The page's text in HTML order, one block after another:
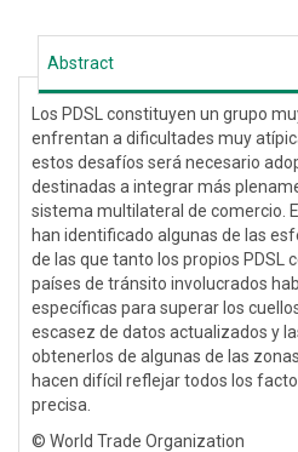
Abstract
Los PDSL constituyen un grupo
enfrentan a dificultades muy
estos desafíos será necesario
destinadas a integrar más
sistema multilateral de comercio.
han identificado algunas de las
de las que tanto los propios PDSL
países de tránsito involucrados
específicas para superar los
escasez de datos actualizados y
obtenerlos de algunas de las
hacen difícil reflejar todos los
precisa.
© World Trade Organization